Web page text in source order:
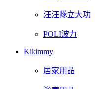
汪汪隊立大功
POLI波力
Kikimmy
居家用品